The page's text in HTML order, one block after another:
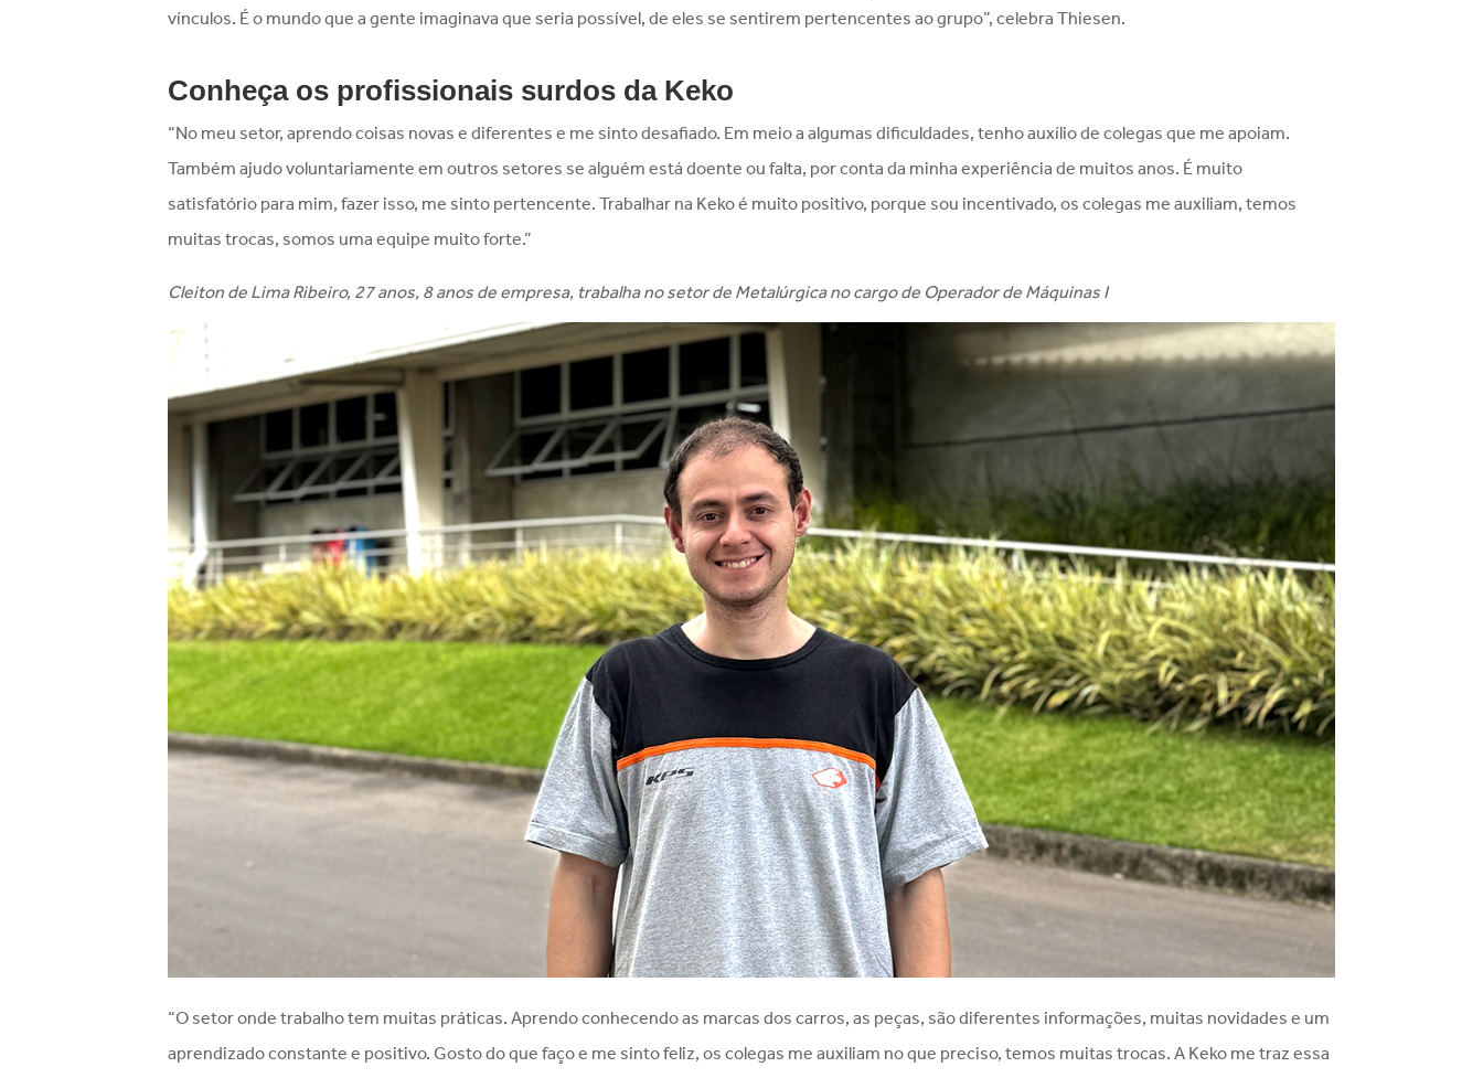
vínculos. É o mundo que a gente imaginava que seria possível, de eles se sentirem pertencentes ao grupo”, celebra Thiesen.
Conheça os profissionais surdos da Keko
“No meu setor, aprendo coisas novas e diferentes e me sinto desafiado. Em meio a algumas dificuldades, tenho auxílio de colegas que me apoiam.
Também ajudo voluntariamente em outros setores se alguém está doente ou falta, por conta da minha experiência de muitos anos. É muito
satisfatório para mim, fazer isso, me sinto pertencente. Trabalhar na Keko é muito positivo, porque sou incentivado, os colegas me auxiliam, temos
muitas trocas, somos uma equipe muito forte.”
Cleiton de Lima Ribeiro, 27 anos, 8 anos de empresa, trabalha no setor de Metalúrgica no cargo de Operador de Máquinas I
“O setor onde trabalho tem muitas práticas. Aprendo conhecendo as marcas dos carros, as peças, são diferentes informações, muitas novidades e um
aprendizado constante e positivo. Gosto do que faço e me sinto feliz, os colegas me auxiliam no que preciso, temos muitas trocas. A Keko me traz essa